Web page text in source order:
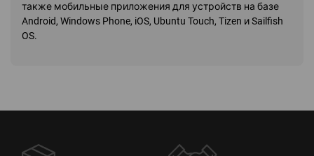
также мобильные приложения для устройств на базе
Android, Windows Phone, iOS, Ubuntu Touch, Tizen и Sailfish
OS.